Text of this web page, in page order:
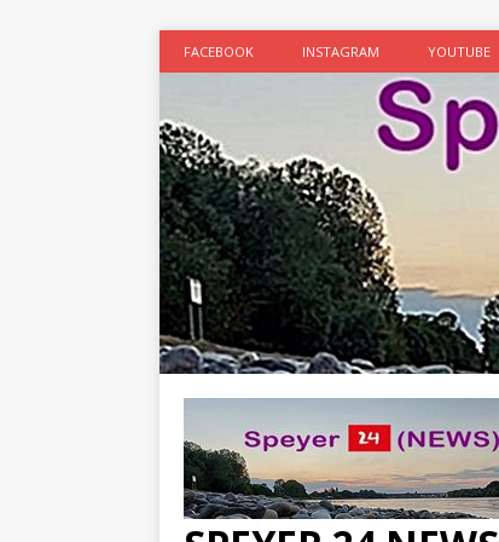
FACEBOOK INSTAGRAM YOUTUBE